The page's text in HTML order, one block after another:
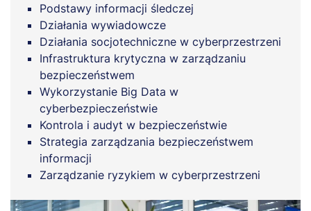
Podstawy informacji śledczej
Działania wywiadowcze
Działania socjotechniczne w cyberprzestrzeni
Infrastruktura krytyczna w zarządzaniu
bezpieczeństwem
Wykorzystanie Big Data w
cyberbezpieczeństwie
Kontrola i audyt w bezpieczeństwie
Strategia zarządzania bezpieczeństwem
informacji
Zarządzanie ryzykiem w cyberprzestrzeni